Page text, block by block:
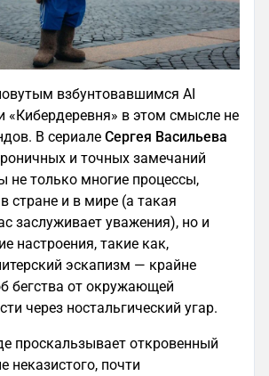
взбунтовавшимся AI
«Кибердеревня» в этом смысле не
В сериале Сергея Васильева
и точных замечаний
не только многие процессы,
стране и в мире (а такая
заслуживает уважения), но и
настроения, такие как,
эскапизм — крайне
бегства от окружающей
через ностальгический угар.
проскальзывает откровенный
неказистого, почти